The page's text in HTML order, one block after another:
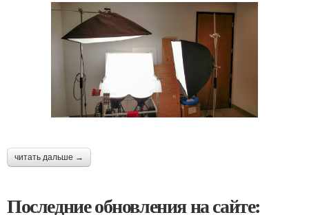
читать дальше →
Последние обновления на сайте: